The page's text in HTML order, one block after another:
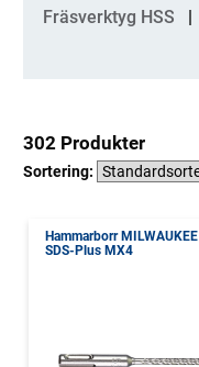
Fräsverktyg HSS
302 Produkter
Sortering:
Hammarborr MILWAUKEE
SDS-Plus MX4